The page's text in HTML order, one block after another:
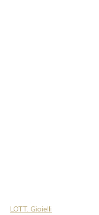
LOTT. Gioielli